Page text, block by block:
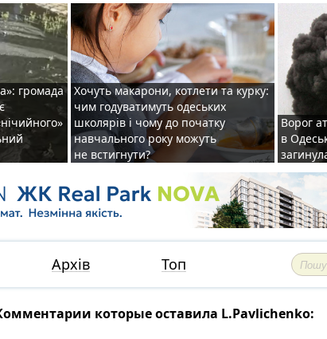
громада
Хочуть макарони, котлети та курку:
чим годуватимуть одеських
школярів і чому до початку
навчального року можуть
не встигнути?
Ворог
в
Архів Топ
которые оставила L.Pavlichenko: